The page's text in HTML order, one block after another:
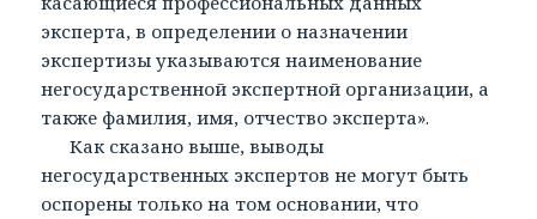
эксперта, в определении о назначении
экспертизы указываются наименование
негосударственной экспертной организации, а
также фамилия, имя, отчество эксперта».
Как сказано выше, выводы
негосударственных экспертов не могут быть
оспорены только на том основании, что